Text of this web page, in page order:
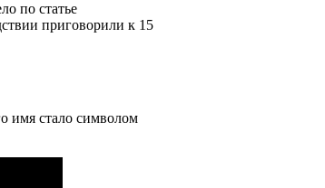
по статье
приговорили к 15
имя стало символом